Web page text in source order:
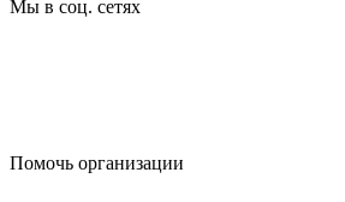
Мы в соц. сетях
Помочь организации